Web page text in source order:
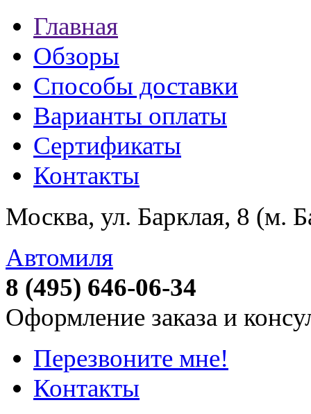
Главная
Обзоры
Способы доставки
Варианты оплаты
Сертификаты
Контакты
Москва, ул. Барклая, 8 (м.
Автомиля
8 (495) 646-06-34
Оформление заказа и
Перезвоните мне!
Контакты